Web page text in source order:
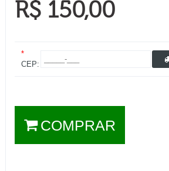
R$ 150,00
*
CEP:
COMPRAR